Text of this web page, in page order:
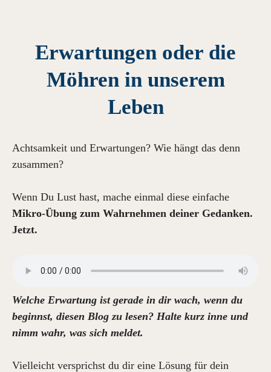
Erwartungen oder die
Möhren in unserem
Leben
Achtsamkeit und Erwartungen? Wie hängt das denn
zusammen?
Wenn Du Lust hast, mache einmal diese einfache
Mikro-Übung zum Wahrnehmen deiner Gedanken.
Jetzt.
Welche Erwartung ist gerade in dir wach, wenn du
beginnst, diesen Blog zu lesen? Halte kurz inne und
nimm wahr, was sich meldet.
Vielleicht versprichst du dir eine Lösung für dein